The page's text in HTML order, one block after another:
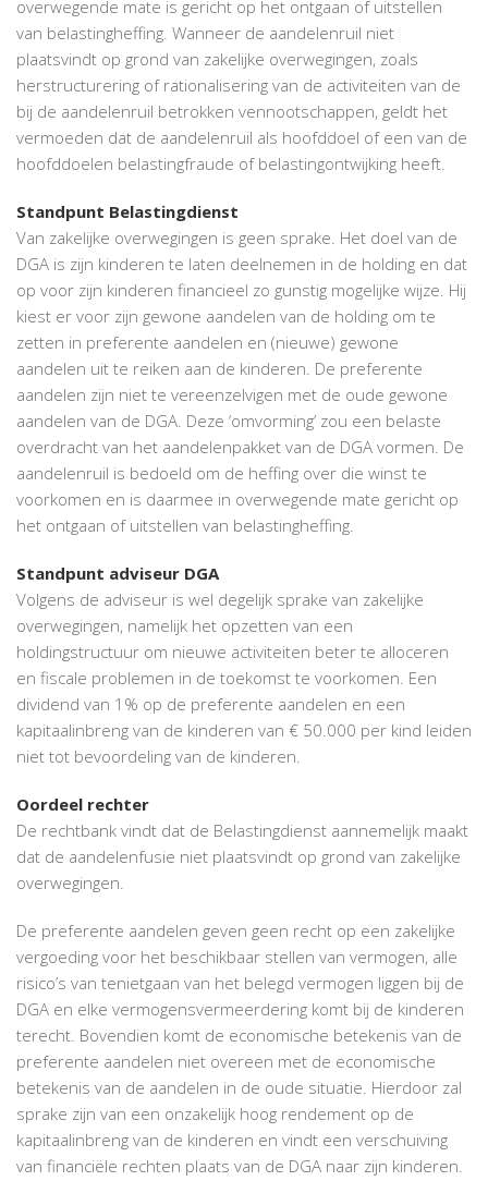
overwegende mate is gericht op het ontgaan of uitstellen
van belastingheffing. Wanneer de aandelenruil niet
plaatsvindt op grond van zakelijke overwegingen, zoals
herstructurering of rationalisering van de activiteiten van de
bij de aandelenruil betrokken vennootschappen, geldt het
vermoeden dat de aandelenruil als hoofddoel of een van de
hoofddoelen belastingfraude of belastingontwijking heeft.
Standpunt Belastingdienst
Van zakelijke overwegingen is geen sprake. Het doel van de
DGA is zijn kinderen te laten deelnemen in de holding en dat
op voor zijn kinderen financieel zo gunstig mogelijke wijze. Hij
kiest er voor zijn gewone aandelen van de holding om te
zetten in preferente aandelen en (nieuwe) gewone
aandelen uit te reiken aan de kinderen. De preferente
aandelen zijn niet te vereenzelvigen met de oude gewone
aandelen van de DGA. Deze ‘omvorming’ zou een belaste
overdracht van het aandelenpakket van de DGA vormen. De
aandelenruil is bedoeld om de heffing over die winst te
voorkomen en is daarmee in overwegende mate gericht op
het ontgaan of uitstellen van belastingheffing.
Standpunt adviseur DGA
Volgens de adviseur is wel degelijk sprake van zakelijke
overwegingen, namelijk het opzetten van een
holdingstructuur om nieuwe activiteiten beter te alloceren
en fiscale problemen in de toekomst te voorkomen. Een
dividend van 1% op de preferente aandelen en een
kapitaalinbreng van de kinderen van € 50.000 per kind leiden
niet tot bevoordeling van de kinderen.
Oordeel rechter
De rechtbank vindt dat de Belastingdienst aannemelijk maakt
dat de aandelenfusie niet plaatsvindt op grond van zakelijke
overwegingen.
De preferente aandelen geven geen recht op een zakelijke
vergoeding voor het beschikbaar stellen van vermogen, alle
risico’s van tenietgaan van het belegd vermogen liggen bij de
DGA en elke vermogensvermeerdering komt bij de kinderen
terecht. Bovendien komt de economische betekenis van de
preferente aandelen niet overeen met de economische
betekenis van de aandelen in de oude situatie. Hierdoor zal
sprake zijn van een onzakelijk hoog rendement op de
kapitaalinbreng van de kinderen en vindt een verschuiving
van financiële rechten plaats van de DGA naar zijn kinderen.